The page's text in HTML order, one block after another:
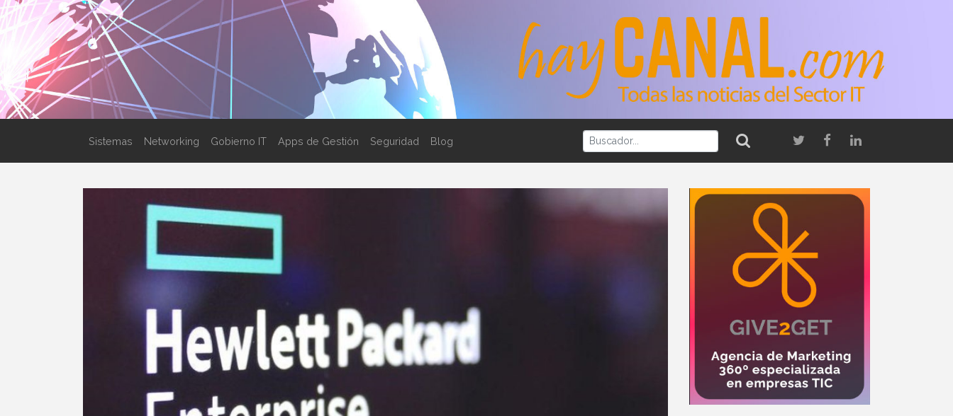
Sistemas Networking Gobierno IT Apps de Gestión Seguridad Blog